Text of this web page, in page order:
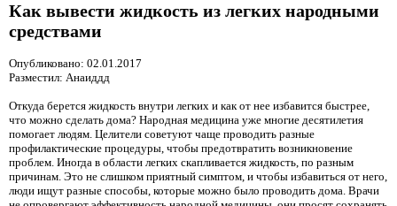
Как вывести жидкость из легких народными
средствами
Опубликовано: 02.01.2017
Разместил: Анаиддд
Откуда берется жидкость внутри легких и как от нее избавится быстрее,
что можно сделать дома? Народная медицина уже многие десятилетия
помогает людям. Целители советуют чаще проводить разные
профилактические процедуры, чтобы предотвратить возникновение
проблем. Иногда в области легких скапливается жидкость, по разным
причинам. Это не слишком приятный симптом, и чтобы избавиться от него,
люди ищут разные способы, которые можно было проводить дома. Врачи